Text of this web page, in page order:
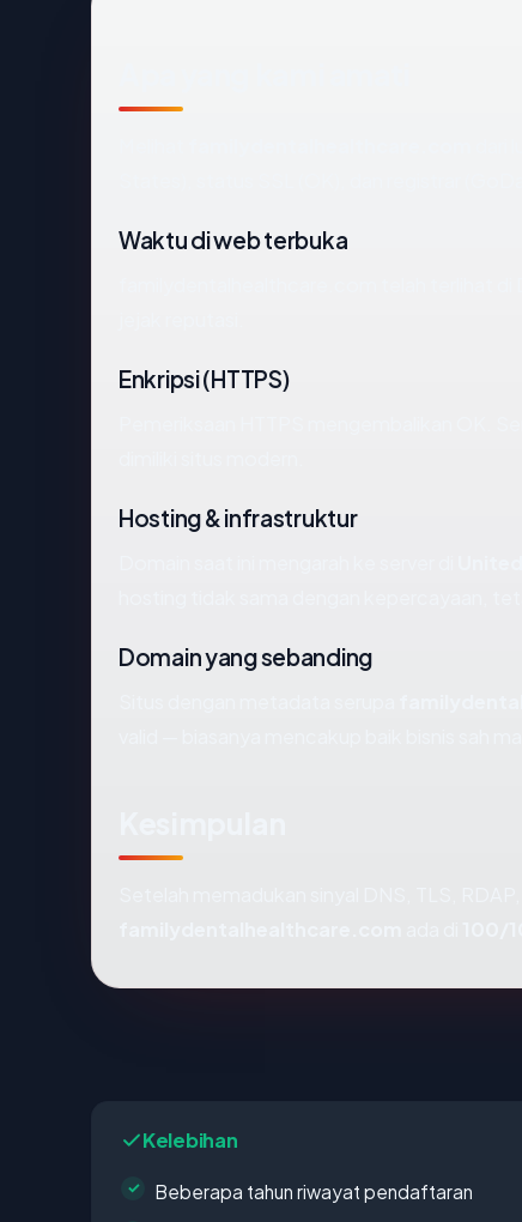
Waktu di web terbuka
Enkripsi (HTTPS)
Hosting & infrastruktur
Domain yang sebanding
Kelebihan
Beberapa tahun riwayat pendaftaran